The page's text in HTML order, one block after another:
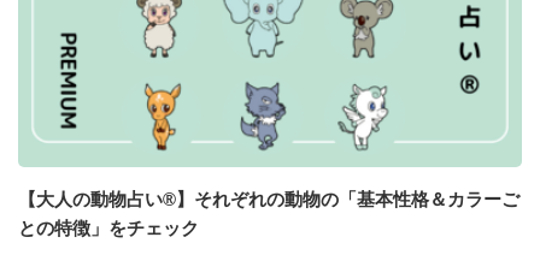
【大人の動物占い®】それぞれの動物の「基本性格＆カラーご
との特徴」をチェック